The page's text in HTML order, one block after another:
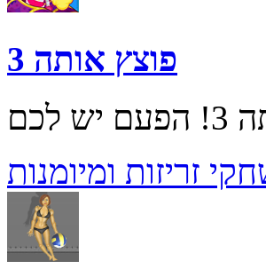
פוצץ אותה 3
זריזות ומיומנות